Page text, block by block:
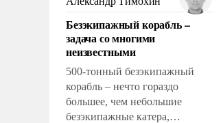
ответственность, помогать
слабым, идти вперед и
адаптироваться.
Безэкипажный корабль –
задача со многими
неизвестными
500-тонный безэкипажный
корабль – нечто гораздо
большее, чем небольшие
безэкипажные катера,